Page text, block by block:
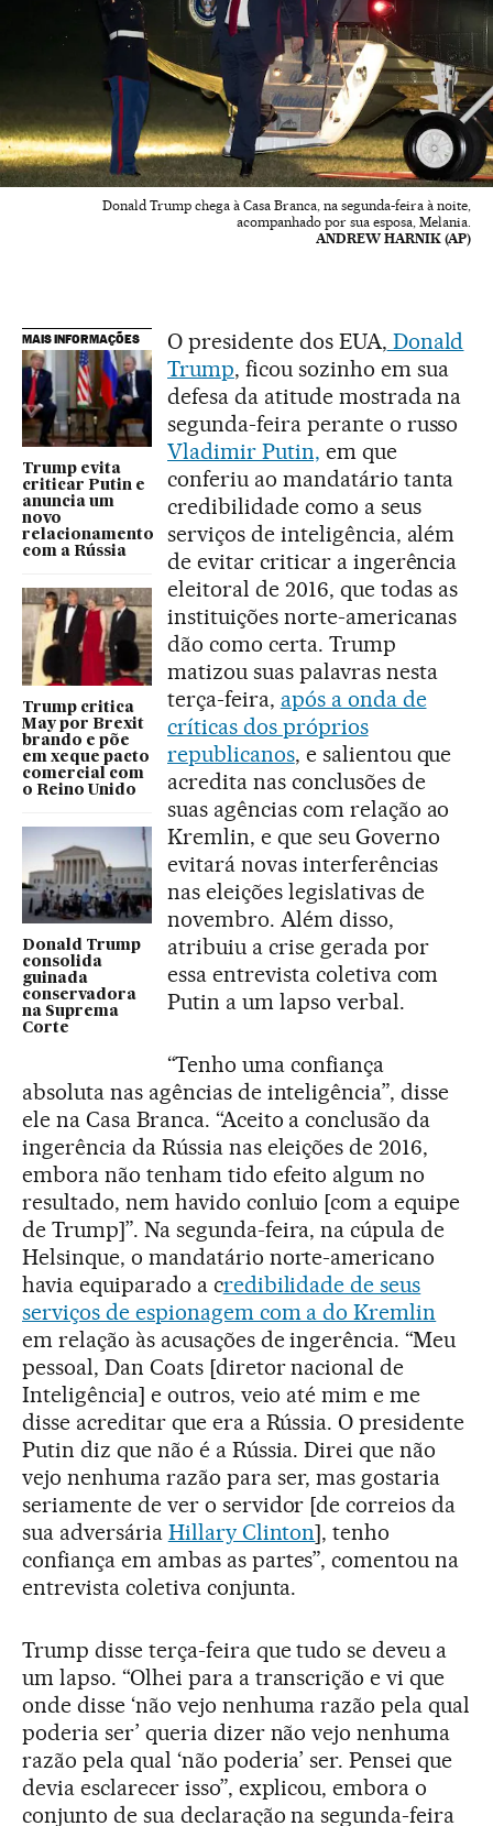
Donald Trump chega à Casa Branca, na segunda-feira à noite,
acompanhado por sua esposa, Melania.
ANDREW HARNIK (AP)
MAIS INFORMAÇÕES
Trump evita
criticar Putin e
anuncia um
novo
relacionamento
com a Rússia
Trump critica
May por Brexit
brando e põe
em xeque pacto
comercial com
o Reino Unido
Donald Trump
consolida
guinada
conservadora
na Suprema
Corte
O presidente dos EUA, Donald
Trump, ficou sozinho em sua
defesa da atitude mostrada na
segunda-feira perante o russo
Vladimir Putin, em que
conferiu ao mandatário tanta
credibilidade como a seus
serviços de inteligência, além
de evitar criticar a ingerência
eleitoral de 2016, que todas as
instituições norte-americanas
dão como certa. Trump
matizou suas palavras nesta
terça-feira, após a onda de
críticas dos próprios
republicanos, e salientou que
acredita nas conclusões de
suas agências com relação ao
Kremlin, e que seu Governo
evitará novas interferências
nas eleições legislativas de
novembro. Além disso,
atribuiu a crise gerada por
essa entrevista coletiva com
Putin a um lapso verbal.
“Tenho uma confiança
absoluta nas agências de inteligência”, disse
ele na Casa Branca. “Aceito a conclusão da
ingerência da Rússia nas eleições de 2016,
embora não tenham tido efeito algum no
resultado, nem havido conluio [com a equipe
de Trump]”. Na segunda-feira, na cúpula de
Helsinque, o mandatário norte-americano
havia equiparado a credibilidade de seus
serviços de espionagem com a do Kremlin
em relação às acusações de ingerência. “Meu
pessoal, Dan Coats [diretor nacional de
Inteligência] e outros, veio até mim e me
disse acreditar que era a Rússia. O presidente
Putin diz que não é a Rússia. Direi que não
vejo nenhuma razão para ser, mas gostaria
seriamente de ver o servidor [de correios da
sua adversária Hillary Clinton], tenho
confiança em ambas as partes”, comentou na
entrevista coletiva conjunta.
Trump disse terça-feira que tudo se deveu a
um lapso. “Olhei para a transcrição e vi que
onde disse ‘não vejo nenhuma razão pela qual
poderia ser’ queria dizer não vejo nenhuma
razão pela qual ‘não poderia’ ser. Pensei que
devia esclarecer isso”, explicou, embora o
conjunto de sua declaração na segunda-feira